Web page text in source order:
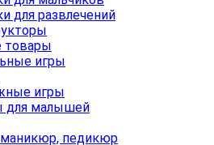
для развлечений
товары
игры
игры
для малышей
педикюр